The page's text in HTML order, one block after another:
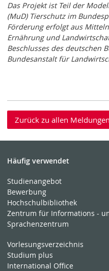
Das Projekt ist Teil der
(MuD) Tierschutz im
Förderung erfolgt aus
Ernährung und
Beschlusses des deutschen
Bundesanstalt für
Zurück zu allen Meldungen
Häufig verwendet
Studienangebot
Bewerbung
Hochschulbibliothek
Zentrum für Informations -
Sprachenzentrum
Vorlesungsverzeichnis
Studium plus
International Office